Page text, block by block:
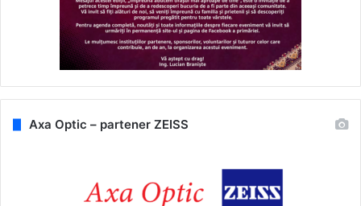
Axa Optic – partener ZEISS